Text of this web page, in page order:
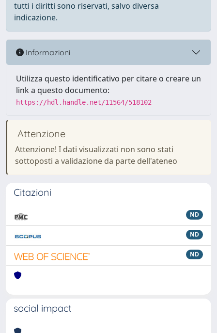
tutti i diritti sono riservati, salvo diversa
indicazione.
Informazioni
Utilizza questo identificativo per citare o creare un
link a questo documento:
https://hdl.handle.net/11564/518102
Attenzione
Attenzione! I dati visualizzati non sono stati
sottoposti a validazione da parte dell'ateneo
Citazioni
ND
ND
ND
social impact